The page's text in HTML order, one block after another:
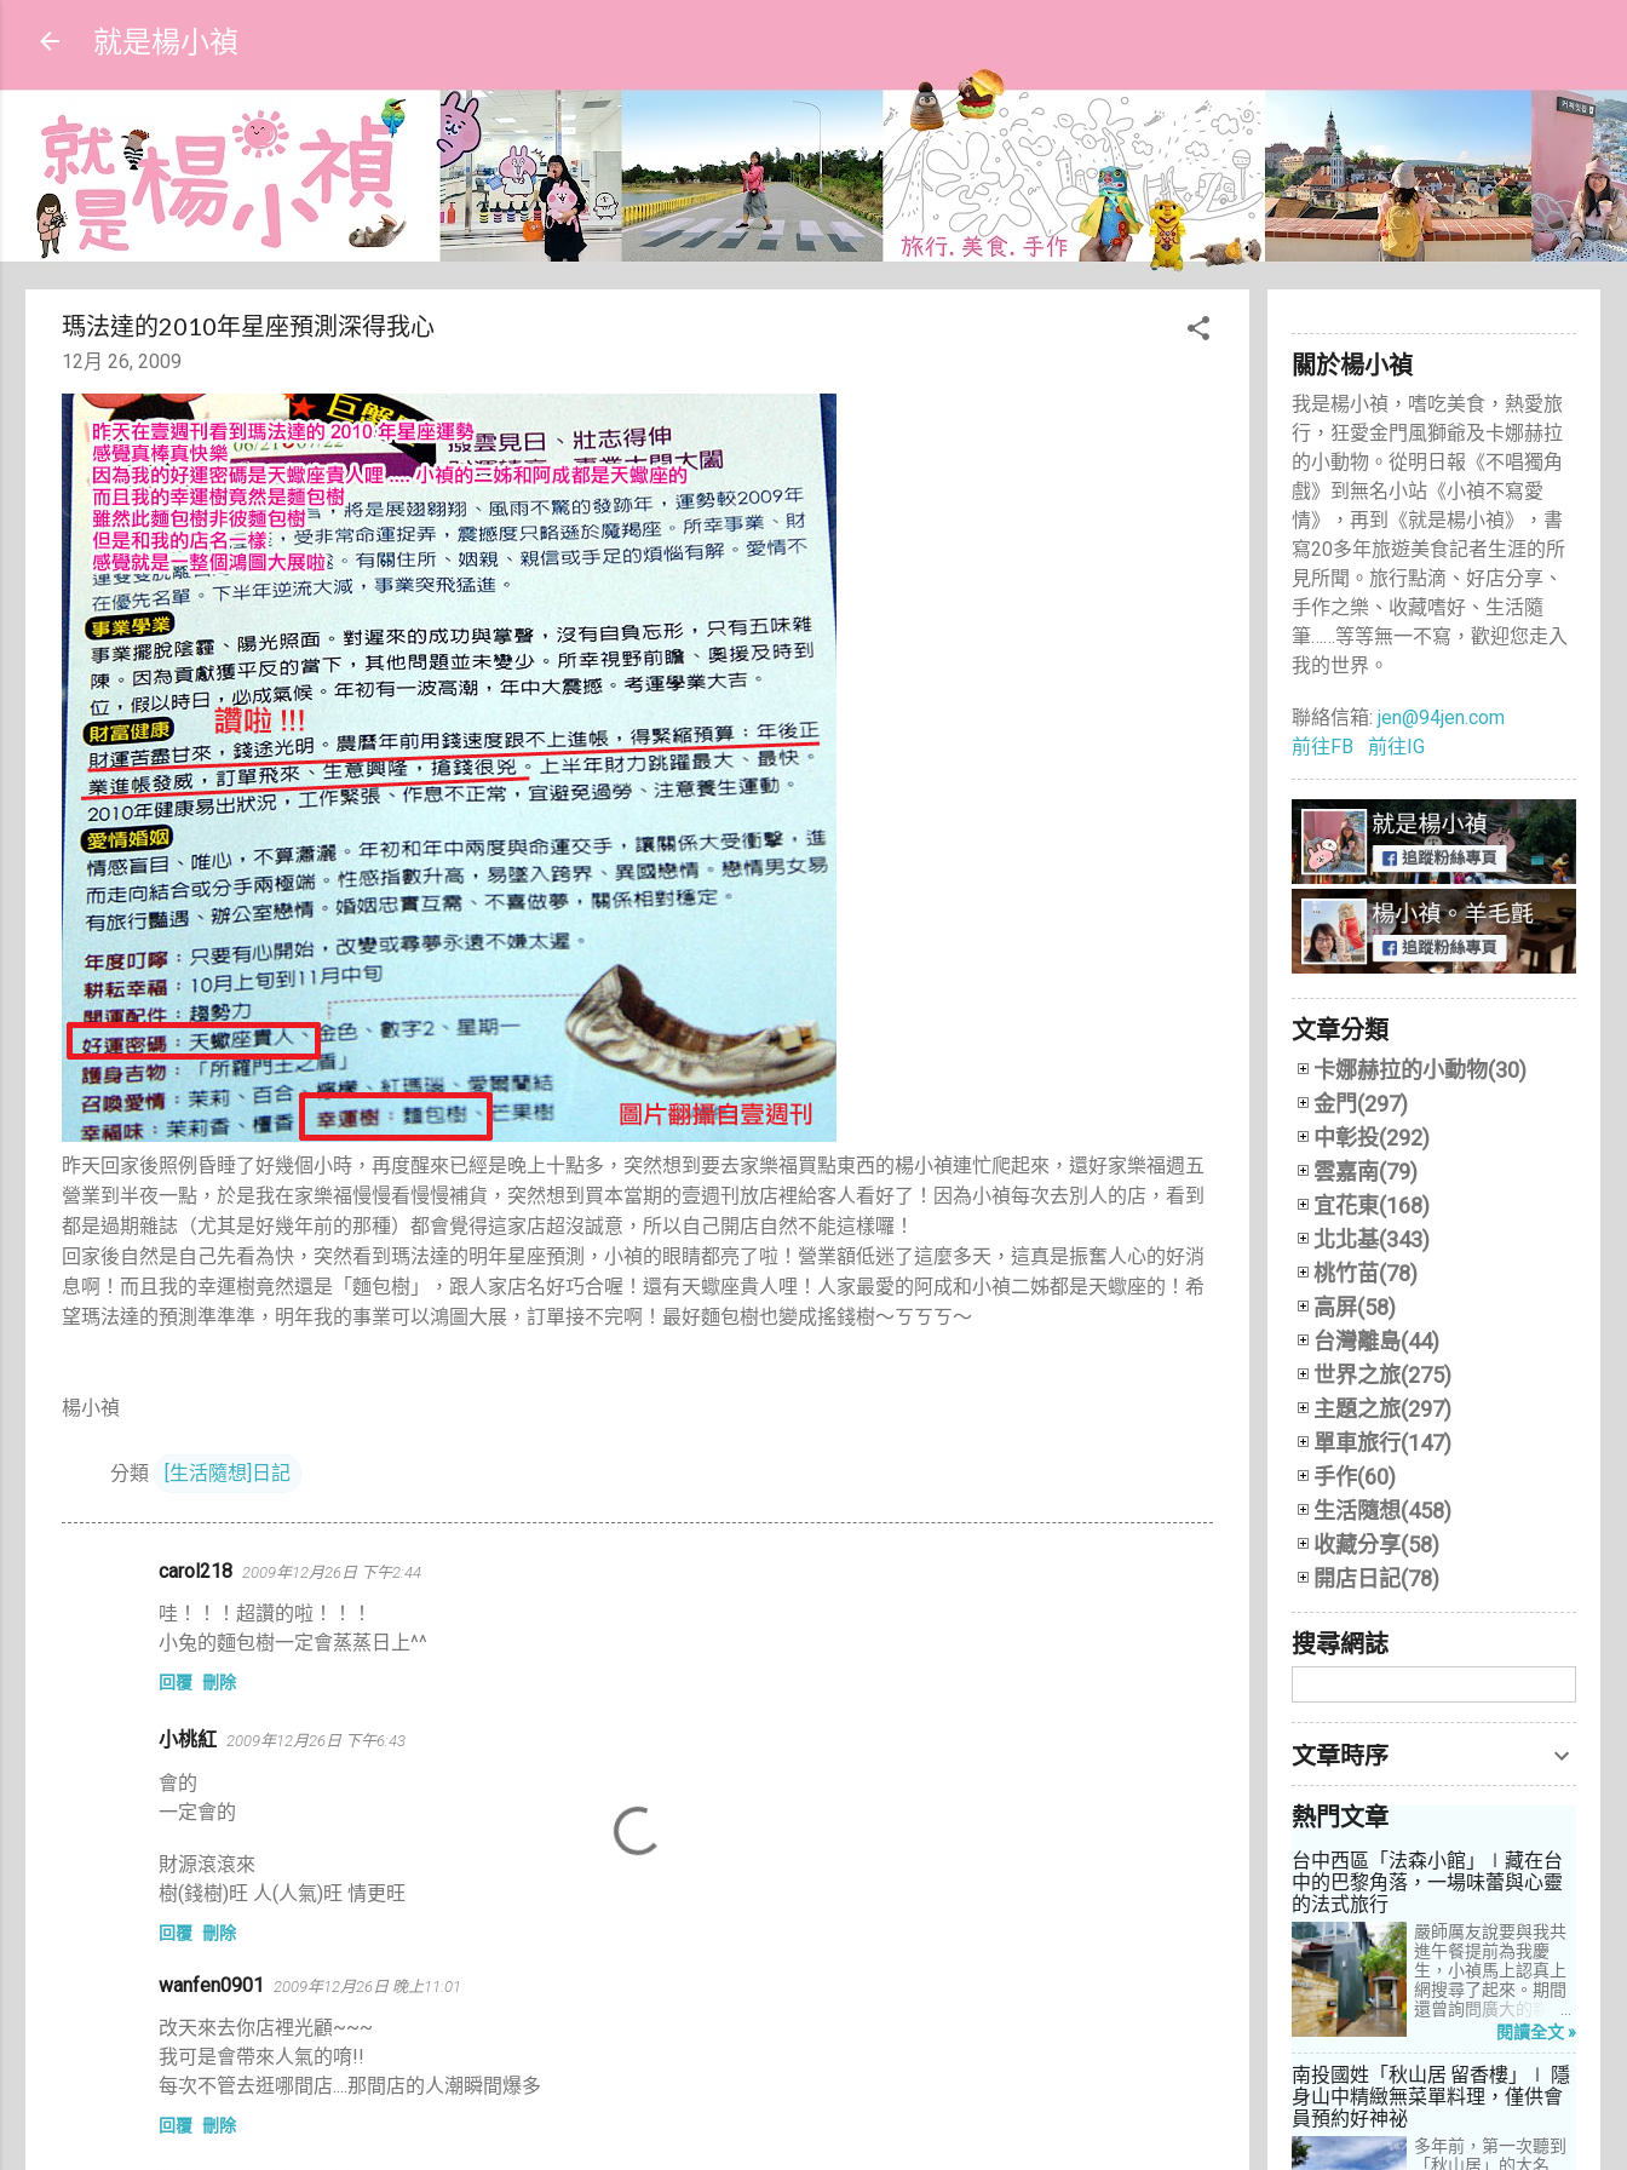
就是楊小禎
瑪法達的2010年星座預測深得我心
12月 26, 2009
昨天回家後照例昏睡了好幾個小時，再度醒來已經是晚上十點多，突然想到要去家樂福買點東西的楊小禎連忙爬起來，還好家樂福週五
營業到半夜一點，於是我在家樂福慢慢看慢慢補貨，突然想到買本當期的壹週刊放店裡給客人看好了！因為小禎每次去別人的店，看到
都是過期雜誌（尤其是好幾年前的那種）都會覺得這家店超沒誠意，所以自己開店自然不能這樣囉！
回家後自然是自己先看為快，突然看到瑪法達的明年星座預測，小禎的眼睛都亮了啦！營業額低迷了這麼多天，這真是振奮人心的好消
息啊！而且我的幸運樹竟然還是「麵包樹」，跟人家店名好巧合喔！還有天蠍座貴人哩！人家最愛的阿成和小禎二姊都是天蠍座的！希
望瑪法達的預測準準準，明年我的事業可以鴻圖大展，訂單接不完啊！最好麵包樹也變成搖錢樹～ㄎㄎㄎ～
楊小禎
分類 [生活隨想]日記
carol218 2009年12月26日 下午2:44
哇！！！超讚的啦！！！
小兔的麵包樹一定會蒸蒸日上^^
回覆 刪除
小桃紅 2009年12月26日 下午6:43
會的
一定會的
財源滾滾來
樹(錢樹)旺 人(人氣)旺 情更旺
回覆 刪除
wanfen0901 2009年12月26日 晚上11:01
改天來去你店裡光顧~~~
我可是會帶來人氣的唷!!
每次不管去逛哪間店....那間店的人潮瞬間爆多
回覆 刪除
關於楊小禎
我是楊小禎，嗜吃美食，熱愛旅
行，狂愛金門風獅爺及卡娜赫拉
的小動物。從明日報《不唱獨角
戲》到無名小站《小禎不寫愛
情》，再到《就是楊小禎》，書
寫20多年旅遊美食記者生涯的所
見所聞。旅行點滴、好店分享、
手作之樂、收藏嗜好、生活隨
筆……等等無一不寫，歡迎您走入
我的世界。
聯絡信箱: jen@94jen.com
前往FB
前往IG
文章分類
卡娜赫拉的小動物(30)
金門(297)
中彰投(292)
雲嘉南(79)
宜花東(168)
北北基(343)
桃竹苗(78)
高屏(58)
台灣離島(44)
世界之旅(275)
主題之旅(297)
單車旅行(147)
手作(60)
生活隨想(458)
收藏分享(58)
開店日記(78)
搜尋網誌
文章時序
熱門文章
台中西區「法森小館」∣藏在台
中的巴黎角落，一場味蕾與心靈
的法式旅行
嚴師厲友說要與我共
進午餐提前為我慶
生，小禎馬上認真上
網搜尋了起來。期間
還曾詢問廣大的親友
們有沒有推薦的餐
阿姨及桄甄老師誠懇
給我建議，其他都是
一堆來亂的！哈～ 從
宮」到台中的
「澀」，再比較了幾
閱讀全文 »
南投國姓「秋山居 留香樓」∣ 隱
身山中精緻無菜單料理，僅供會
員預約好神祕
多年前，第一次聽到
「秋山居」的大名